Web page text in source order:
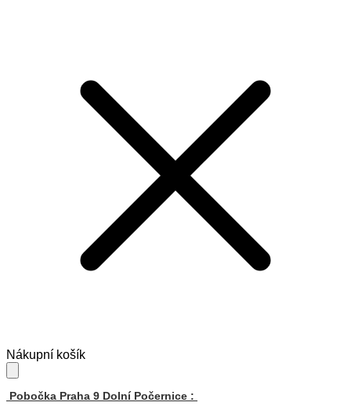
Skip
to
navigation
Skip
to
content
Nákupní košík
Pobočka Praha 9 Dolní Počernice :